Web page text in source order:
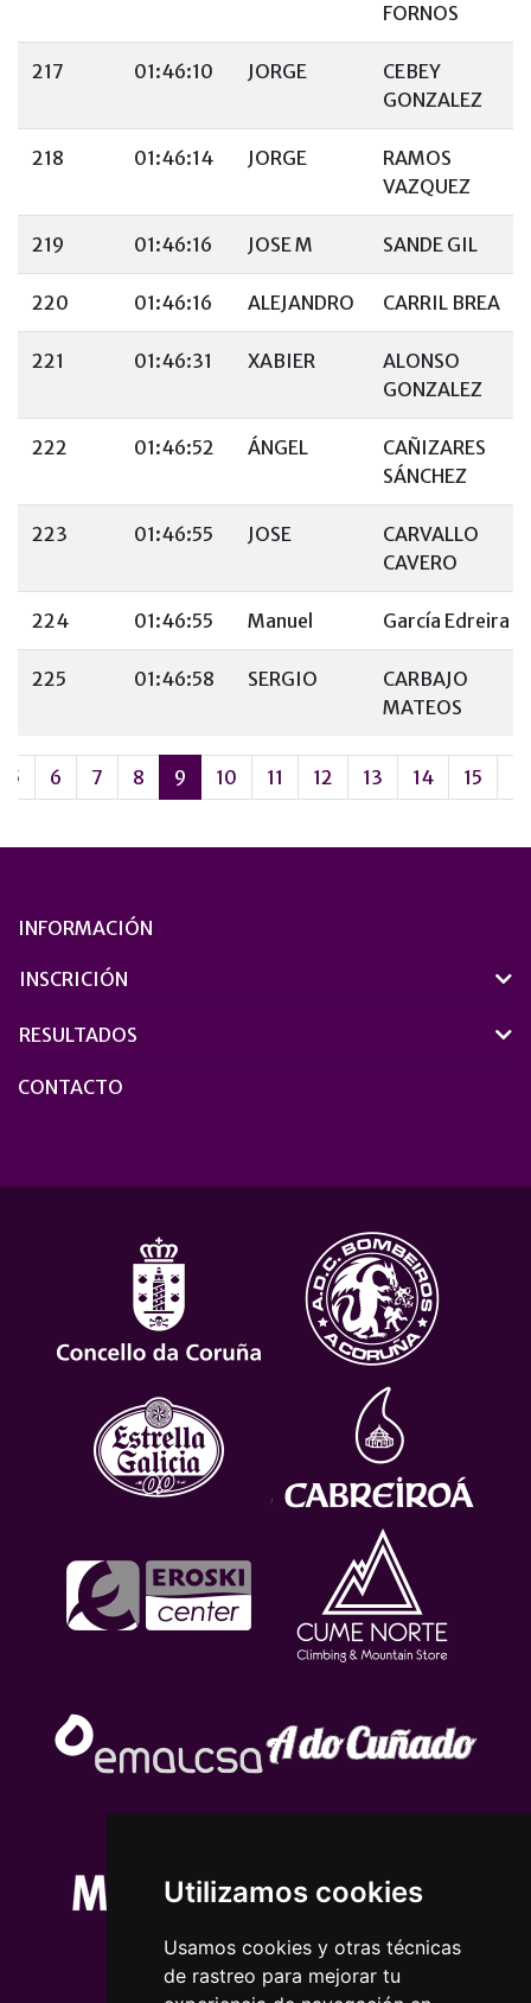
Utilizamos cookies
Usamos cookies y otras técnicas
de rastreo para mejorar tu
FORNOS
217 01:46:10 JORGE
CEBEY
GONZALEZ
218 01:46:14 JORGE
RAMOS
VAZQUEZ
219 01:46:16 JOSE M SANDE GIL
220 01:46:16 ALEJANDRO CARRIL BREA
221 01:46:31 XABIER
ALONSO
GONZALEZ
222 01:46:52 ÁNGEL
CAÑIZARES
SÁNCHEZ
223 01:46:55 JOSE
CARVALLO
CAVERO
224 01:46:55 Manuel García Edreira
225 01:46:58 SERGIO
CARBAJO
MATEOS
5 6 7 8 9 10 11 12 13 14 15
INFORMACIÓN
INSCRICIÓN
RESULTADOS
CONTACTO